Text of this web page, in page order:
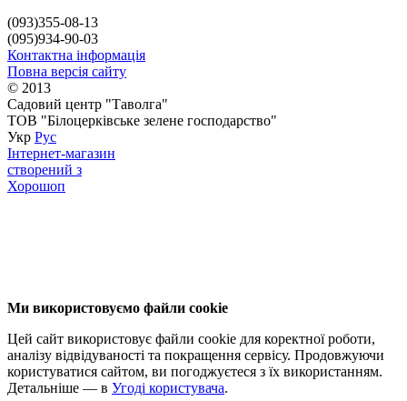
(093)355-08-13
(095)934-90-03
Контактна інформація
Повна версія сайту
© 2013
Садовий центр "Таволга"
ТОВ "Білоцерківське зелене господарство"
Укр Рус
Інтернет-магазин
створений з
Хорошоп
Ми використовуємо файли cookie
Цей сайт використовує файли cookie для коректної роботи,
аналізу відвідуваності та покращення сервісу. Продовжуючи
користуватися сайтом, ви погоджуєтеся з їх використанням.
Детальніше — в Угоді користувача.